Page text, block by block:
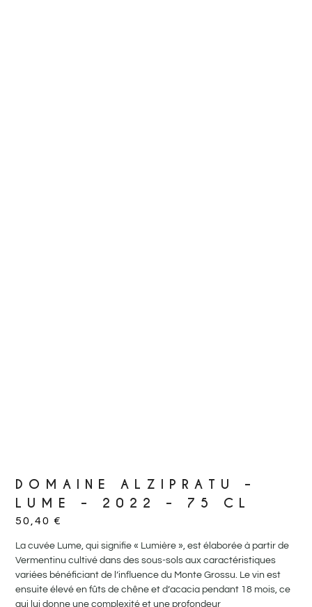
DOMAINE ALZIPRATU –
LUME – 2022 – 75 CL
50,40€
La cuvée Lume, qui signifie « Lumière », est élaborée à partir de
Vermentinu cultivé dans des sous-sols aux caractéristiques
variées bénéficiant de l’influence du Monte Grossu. Le vin est
ensuite élevé en fûts de chêne et d’acacia pendant 18 mois, ce
qui lui donne une complexité et une profondeur